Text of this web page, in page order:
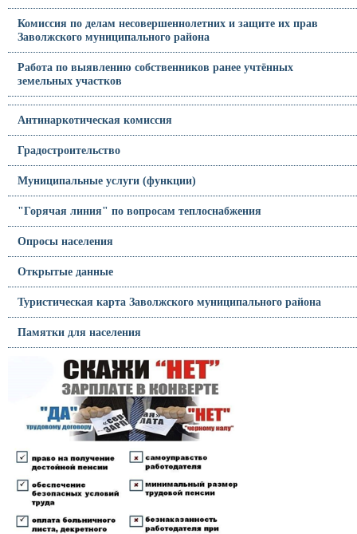
Комиссия по делам несовершеннолетних и защите их прав
Заволжского муниципального района
Работа по выявлению собственников ранее учтённых
земельных участков
Антинаркотическая комиссия
Градостроительство
Муниципальные услуги (функции)
"Горячая линия" по вопросам теплоснабжения
Опросы населения
Открытые данные
Туристическая карта Заволжского муниципального района
Памятки для населения